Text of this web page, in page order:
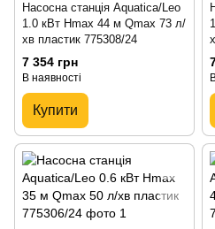
Насосна станція Aquatica/Leo
1.0 кВт Hmax 44 м Qmax 73 л/
хв пластик 775308/24
7 354 грн
В наявності
Купити